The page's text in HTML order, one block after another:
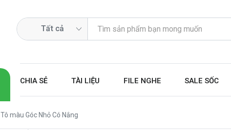
CHIA SẺ TÀI LIỆU FILE NGHE SALE SỐC
Tô màu Góc Nhỏ Có Nắng